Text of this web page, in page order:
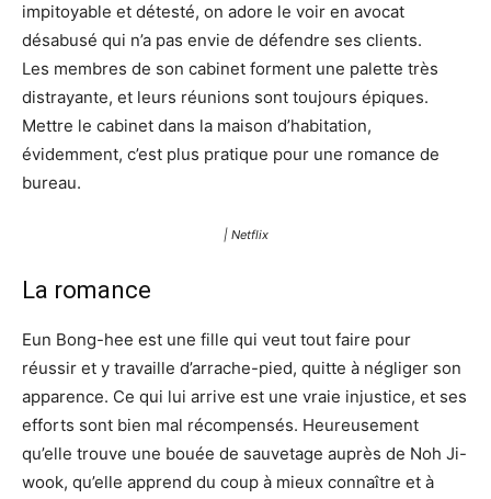
impitoyable et détesté, on adore le voir en avocat
désabusé qui n’a pas envie de défendre ses clients.
Les membres de son cabinet forment une palette très
distrayante, et leurs réunions sont toujours épiques.
Mettre le cabinet dans la maison d’habitation,
évidemment, c’est plus pratique pour une romance de
bureau.
| Netflix
La romance
Eun Bong-hee est une fille qui veut tout faire pour
réussir et y travaille d’arrache-pied, quitte à négliger son
apparence. Ce qui lui arrive est une vraie injustice, et ses
efforts sont bien mal récompensés. Heureusement
qu’elle trouve une bouée de sauvetage auprès de Noh Ji-
wook, qu’elle apprend du coup à mieux connaître et à